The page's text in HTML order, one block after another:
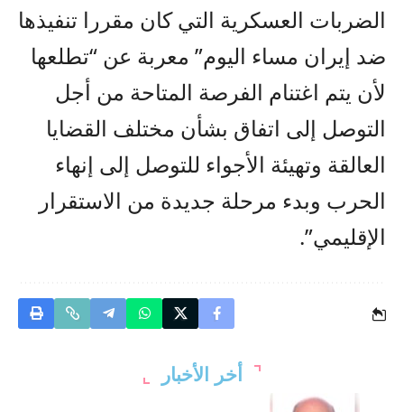
الضربات العسكرية التي كان مقررا تنفيذها
ضد إيران مساء اليوم” معربة عن “تطلعها
لأن يتم اغتنام الفرصة المتاحة من أجل
التوصل إلى اتفاق بشأن مختلف القضايا
العالقة وتهيئة الأجواء للتوصل إلى إنهاء
الحرب وبدء مرحلة جديدة من الاستقرار
الإقليمي”.
أخر الأخبار